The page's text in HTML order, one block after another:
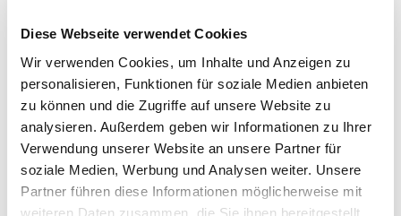
Diese Webseite verwendet Cookies
Wir verwenden Cookies, um Inhalte und Anzeigen zu
personalisieren, Funktionen für soziale Medien anbieten
zu können und die Zugriffe auf unsere Website zu
analysieren. Außerdem geben wir Informationen zu Ihrer
Verwendung unserer Website an unsere Partner für
soziale Medien, Werbung und Analysen weiter. Unsere
Partner führen diese Informationen möglicherweise mit
weiteren Daten zusammen, die Sie ihnen bereitgestellt
Recommend
REZENSION VERFASSEN
Produktbeschreibung
Heu mit Wiesenlieschgras. Lieschgras ist reich an Ballaststoffen und